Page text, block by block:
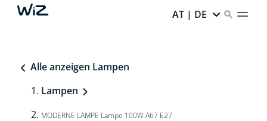
AT | DE
Alle anzeigen Lampen
Lampen
MODERNE LAMPE Lampe 100W A67 E27